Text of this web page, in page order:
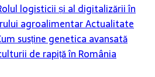
logisticii și al digitalizării în
agroalimentarActualitate
susține genetica avansată
de rapiță în România